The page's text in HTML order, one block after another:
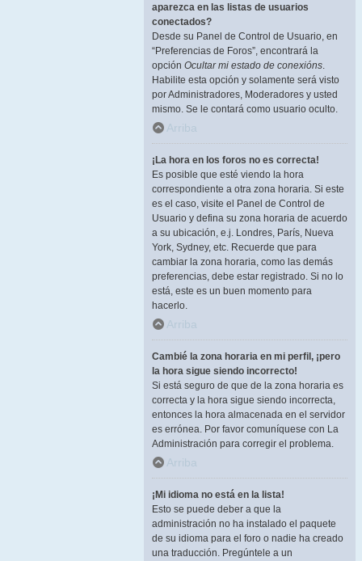
aparezca en las listas de usuarios
conectados?
Desde su Panel de Control de Usuario, en
“Preferencias de Foros”, encontrará la
opción Ocultar mi estado de conexións.
Habilite esta opción y solamente será visto
por Administradores, Moderadores y usted
mismo. Se le contará como usuario oculto.
Arriba
¡La hora en los foros no es correcta!
Es posible que esté viendo la hora
correspondiente a otra zona horaria. Si este
es el caso, visite el Panel de Control de
Usuario y defina su zona horaria de acuerdo
a su ubicación, e.j. Londres, París, Nueva
York, Sydney, etc. Recuerde que para
cambiar la zona horaria, como las demás
preferencias, debe estar registrado. Si no lo
está, este es un buen momento para
hacerlo.
Arriba
Cambié la zona horaria en mi perfil, ¡pero
la hora sigue siendo incorrecto!
Si está seguro de que de la zona horaria es
correcta y la hora sigue siendo incorrecta,
entonces la hora almacenada en el servidor
es errónea. Por favor comuníquese con La
Administración para corregir el problema.
Arriba
¡Mi idioma no está en la lista!
Esto se puede deber a que la
administración no ha instalado el paquete
de su idioma para el foro o nadie ha creado
una traducción. Pregúntele a un